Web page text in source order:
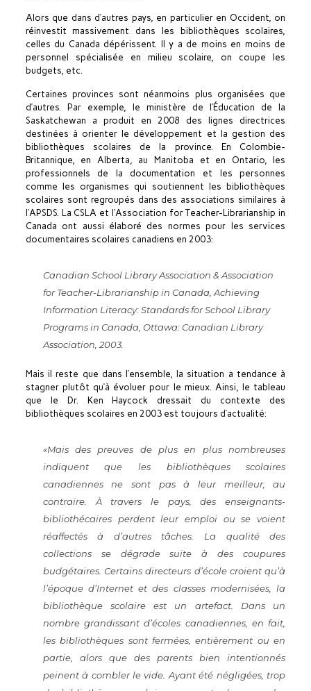
Alors que dans d’autres pays, en particulier en Occident, on
réinvestit massivement dans les bibliothèques scolaires,
celles du Canada dépérissent. Il y a de moins en moins de
personnel spécialisée en milieu scolaire, on coupe les
budgets, etc.
Certaines provinces sont néanmoins plus organisées que
d’autres. Par exemple, le ministère de l’Éducation de la
Saskatchewan a produit en 2008 des lignes directrices
destinées à orienter le développement et la gestion des
bibliothèques scolaires de la province. En Colombie-
Britannique, en Alberta, au Manitoba et en Ontario, les
professionnels de la documentation et les personnes
comme les organismes qui soutiennent les bibliothèques
scolaires sont regroupés dans des associations similaires à
l’APSDS. La CSLA et l’Association for Teacher-Librarianship in
Canada ont aussi élaboré des normes pour les services
documentaires scolaires canadiens en 2003:
Canadian School Library Association & Association
for Teacher-Librarianship in Canada, Achieving
Information Literacy: Standards for School Library
Programs in Canada, Ottawa: Canadian Library
Association, 2003.
Mais il reste que dans l’ensemble, la situation a tendance à
stagner plutôt qu’à évoluer pour le mieux. Ainsi, le tableau
que le Dr. Ken Haycock dressait du contexte des
bibliothèques scolaires en 2003 est toujours d’actualité:
«Mais des preuves de plus en plus nombreuses
indiquent que les bibliothèques scolaires
canadiennes ne sont pas à leur meilleur, au
contraire. À travers le pays, des enseignants-
bibliothécaires perdent leur emploi ou se voient
réaffectés à d’autres tâches. La qualité des
collections se dégrade suite à des coupures
budgétaires. Certains directeurs d’école croient qu’à
l’époque d’Internet et des classes modernisées, la
bibliothèque scolaire est un artefact. Dans un
nombre grandissant d’écoles canadiennes, en fait,
les bibliothèques sont fermées, entièrement ou en
partie, alors que des parents bien intentionnés
peinent à combler le vide. Ayant été négligées, trop